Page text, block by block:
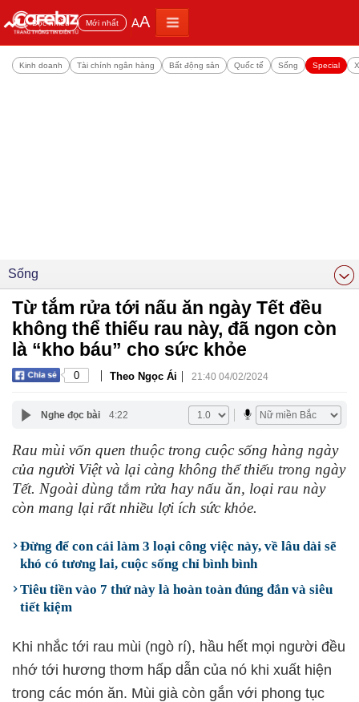
Đọc nhiều Mới nhất AA
Kinh doanh Tài chính ngân hàng Bất động sản Quốc tế Sống Special
Sống
Từ tắm rửa tới nấu ăn ngày Tết đều
không thể thiếu rau này, đã ngon còn
là “kho báu” cho sức khỏe
0 | Theo Ngọc Ái | 21:40 04/02/2024
Nghe đọc bài 4:22
Rau mùi vốn quen thuộc trong cuộc sống hàng ngày
của người Việt và lại càng không thể thiếu trong ngày
Tết. Ngoài dùng tắm rửa hay nấu ăn, loại rau này
còn mang lại rất nhiều lợi ích sức khỏe.
Đừng để con cái làm 3 loại công việc này, về lâu dài sẽ
khó có tương lai, cuộc sống chỉ bình bình
Tiêu tiền vào 7 thứ này là hoàn toàn đúng đắn và siêu
tiết kiệm
Khi nhắc tới rau mùi (ngò rí), hầu hết mọi người đều
nhớ tới hương thơm hấp dẫn của nó khi xuất hiện
trong các món ăn. Mùi già còn gắn với phong tục